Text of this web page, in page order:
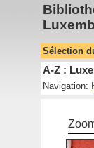
Sélection
A-Z :
Navigation: